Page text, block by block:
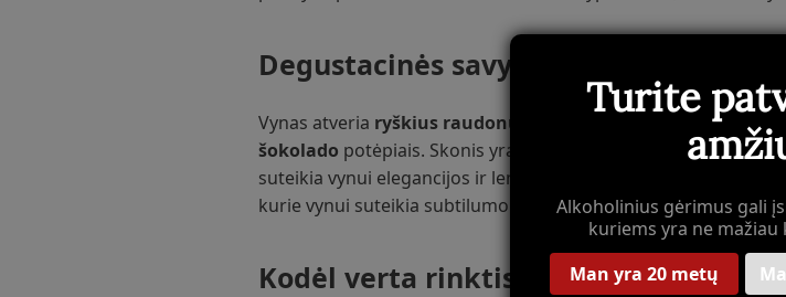
Degustacinės savybės
Vynas atveria ryškius raudonųjų uogų juodųjų serbentų
šokolado potėpiais. Skonis yra , su puikiai
suteikia vynui elegancijos ir lengvumo. Ilgai išliekančiame
kurie vynui suteikia subtilumo ir rafinuotumo.
Kodėl verta rinktis 1,5L talpą?
Turite
Alkoholinius gėrimus gali
kuriems yra ne mažiau
Man yra 20 metų